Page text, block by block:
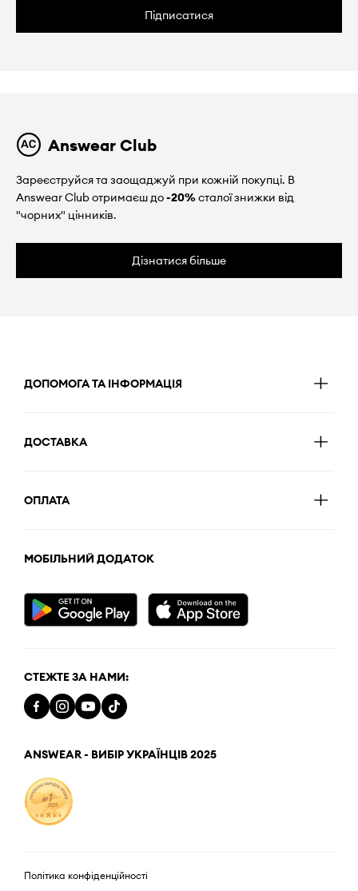
Підписатися
Answear Club
Зареєструйся та заощаджуй при кожній покупці. В
Answear Club отримаєш до-20%сталої знижки від
"чорних" цінників.
Дізнатися більше
ДОПОМОГА ТА ІНФОРМАЦІЯ
ДОСТАВКА
ОПЛАТА
МОБІЛЬНИЙ ДОДАТОК
СТЕЖТЕ ЗА НАМИ:
ANSWEAR - ВИБІР УКРАЇНЦІВ 2025
Політика конфіденційності